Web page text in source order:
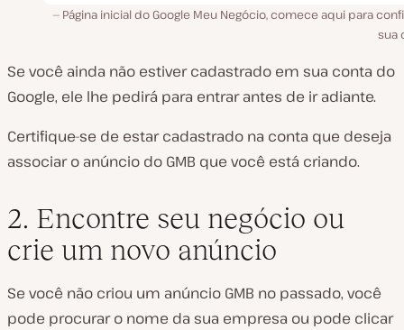
Página inicial do Google Meu Negócio, comece aqui para
sua
Se você ainda não estiver cadastrado em sua conta do
Google, ele lhe pedirá para entrar antes de ir adiante.
Certifique-se de estar cadastrado na conta que deseja
associar o anúncio do GMB que você está criando.
2. Encontre seu negócio ou
crie um novo anúncio
Se você não criou um anúncio GMB no passado, você
pode procurar o nome da sua empresa ou pode clicar